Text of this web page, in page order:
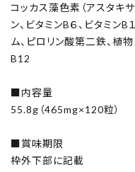
コッカス藻色素（アスタキ
ン、ビタミンB６、ビタミン
ム、ピロリン酸第二鉄、植物
B12
■内容量
55.8g（465mg×120粒）
■賞味期限
枠外下部に記載